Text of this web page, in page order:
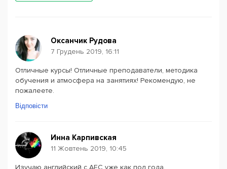
Оксанчик Рудова
7 Грудень 2019, 16:11
Отличные курсы! Отличные преподаватели, методика
обучения и атмосфера на занятиях! Рекомендую, не
пожалеете.
Відповісти
Инна Карпивская
11 Жовтень 2019, 10:45
Изучаю английский с AEC уже как пол года.